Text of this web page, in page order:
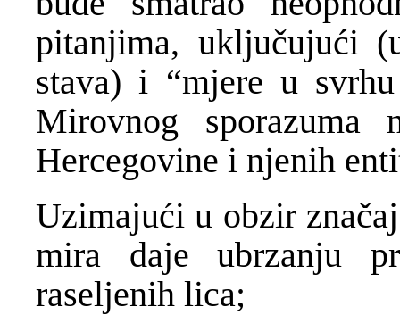
pitanjima, uključujući
stava) i “mjere u
Mirovnog
Hercegovine i njenih
Uzimajući u obzir
mira daje ubrzanju
raseljenih lica;